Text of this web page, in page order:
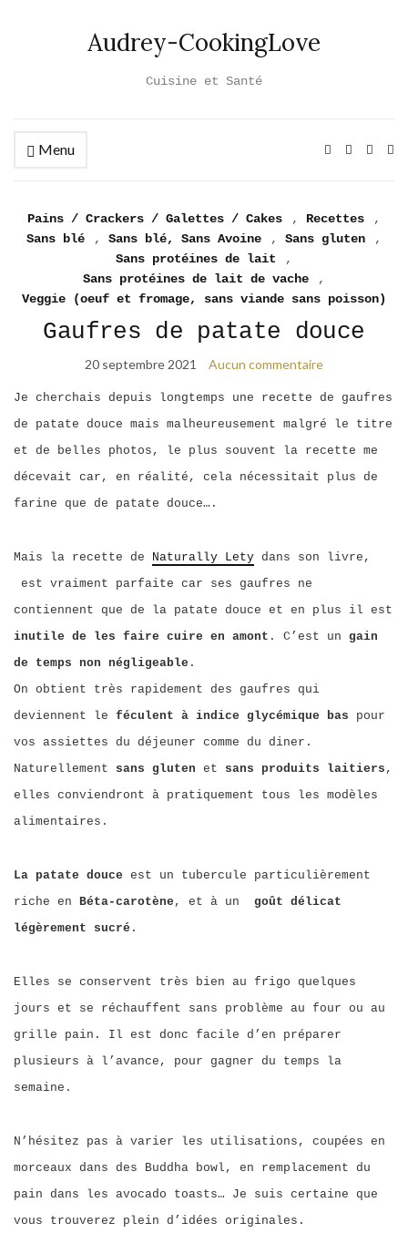
Audrey-CookingLove
Cuisine et Santé
Menu
Pains / Crackers / Galettes / Cakes , Recettes
,
Sans blé
, Sans blé, Sans Avoine , Sans gluten
,
Sans protéines de lait
,
Sans protéines de lait de vache
,
Veggie (oeuf et fromage, sans viande sans poisson)
Gaufres de patate douce
20 septembre 2021 Aucun commentaire
Je cherchais depuis longtemps une recette de gaufres
de patate douce mais malheureusement malgré le titre
et de belles photos, le plus souvent la recette me
décevait car, en réalité, cela nécessitait plus de
farine que de patate douce….
Mais la recette de Naturally Lety dans son livre,
est vraiment parfaite car ses gaufres ne
contiennent que de la patate douce et en plus il est
inutile de les faire cuire en amont . C’est un gain
de temps non négligeable .
On obtient très rapidement des gaufres qui
deviennent le féculent à indice glycémique bas pour
vos assiettes du déjeuner comme du diner.
Naturellement sans gluten et sans produits laitiers ,
elles conviendront à pratiquement tous les modèles
alimentaires.
La patate douce est un tubercule particulièrement
riche en Béta-carotène , et à un goût délicat
légèrement sucré .
Elles se conservent très bien au frigo quelques
jours et se réchauffent sans problème au four ou au
grille pain. Il est donc facile d’en préparer
plusieurs à l’avance, pour gagner du temps la
semaine.
N’hésitez pas à varier les utilisations, coupées en
morceaux dans des Buddha bowl, en remplacement du
pain dans les avocado toasts… Je suis certaine que
vous trouverez plein d’idées originales.